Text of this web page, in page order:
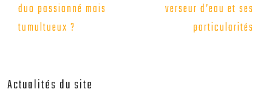
duo passionné mais
tumultueux ?
verseur d’eau et ses
particularités
Actualités du site